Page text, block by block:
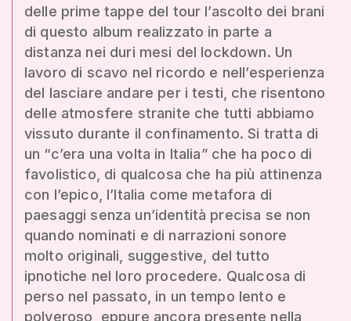
delle prime tappe del tour l’ascolto dei brani
di questo album realizzato in parte a
distanza nei duri mesi del lockdown. Un
lavoro di scavo nel ricordo e nell’esperienza
del lasciare andare per i testi, che risentono
delle atmosfere stranite che tutti abbiamo
vissuto durante il confinamento. Si tratta di
un “c’era una volta in Italia” che ha poco di
favolistico, di qualcosa che ha più attinenza
con l’epico, l’Italia come metafora di
paesaggi senza un’identità precisa se non
quando nominati e di narrazioni sonore
molto originali, suggestive, del tutto
ipnotiche nel loro procedere. Qualcosa di
perso nel passato, in un tempo lento e
polveroso, eppure ancora presente nella